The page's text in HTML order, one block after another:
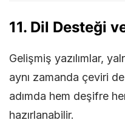
11. Dil Desteği
Gelişmiş yazılımlar,
aynı zamanda çeviri
adımda hem deşifre
hazırlanabilir.